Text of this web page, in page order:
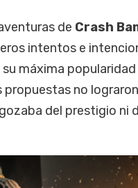
de Crash
intentos e
máxima
no
del prestigio ni